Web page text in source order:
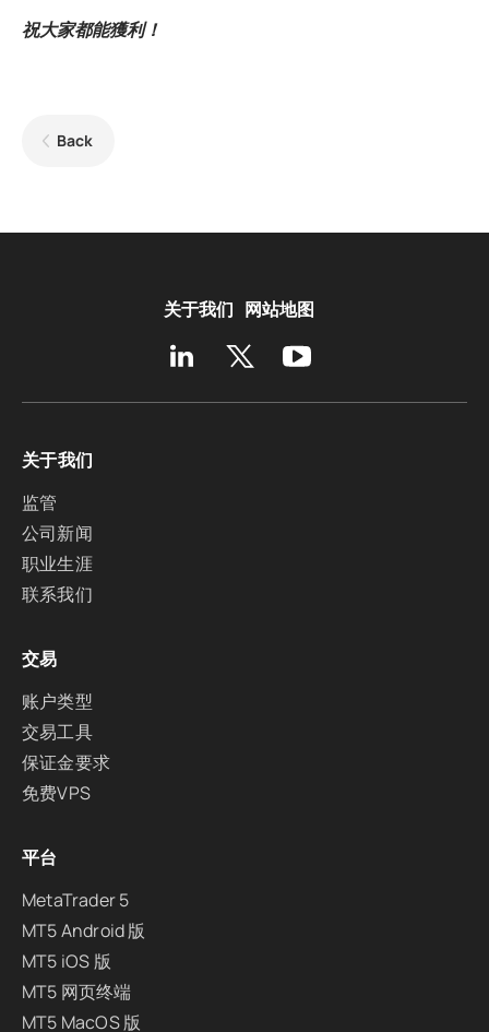
祝大家都能獲利！
Back
关于我们 网站地图
关于我们
监管
公司新闻
职业生涯
联系我们
交易
账户类型
交易工具
保证金要求
免费VPS
平台
MetaTrader 5
MT5 Android 版
MT5 iOS 版
MT5 网页终端
MT5 MacOS 版